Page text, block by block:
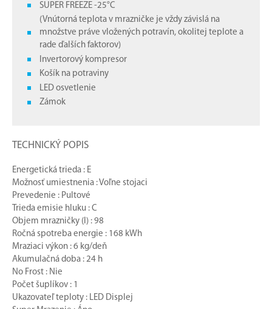
SUPER FREEZE -25°C
(Vnútorná teplota v mrazničke je vždy závislá na
množstve práve vložených potravín, okolitej teplote a
rade ďalších faktorov)
Invertorový kompresor
Košík na potraviny
LED osvetlenie
Zámok
TECHNICKÝ POPIS
Energetická trieda : E
Možnosť umiestnenia : Voľne stojaci
Prevedenie : Pultové
Trieda emisie hluku : C
Objem mrazničky (l) : 98
Ročná spotreba energie : 168 kWh
Mraziaci výkon : 6 kg/deň
Akumulačná doba : 24 h
No Frost : Nie
Počet šuplíkov : 1
Ukazovateľ teploty : LED Displej